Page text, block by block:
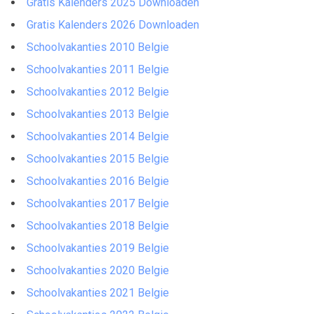
Gratis Kalenders 2026 Downloaden
Schoolvakanties 2010 Belgie
Schoolvakanties 2011 Belgie
Schoolvakanties 2012 Belgie
Schoolvakanties 2013 Belgie
Schoolvakanties 2014 Belgie
Schoolvakanties 2015 Belgie
Schoolvakanties 2016 Belgie
Schoolvakanties 2017 Belgie
Schoolvakanties 2018 Belgie
Schoolvakanties 2019 Belgie
Schoolvakanties 2020 Belgie
Schoolvakanties 2021 Belgie